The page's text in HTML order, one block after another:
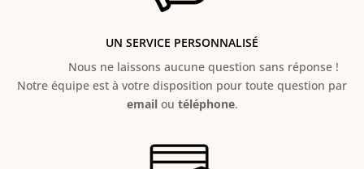
UN SERVICE PERSONNALISÉ
Nous ne laissons aucune question sans réponse !
Notre équipe est à votre disposition pour toute question par
emailou téléphone.